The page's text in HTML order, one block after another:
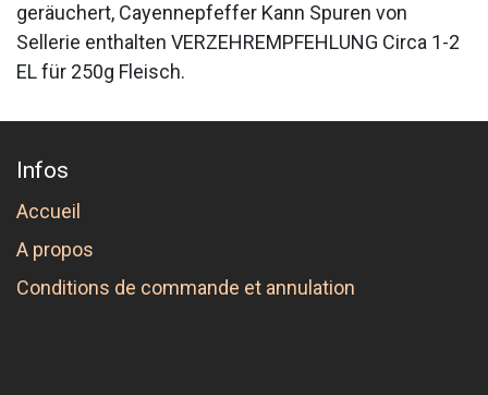
geräuchert, Cayennepfeffer Kann Spuren von
Sellerie enthalten VERZEHREMPFEHLUNG Circa 1-2
EL für 250g Fleisch.
Infos
Accueil
A propos
Conditions de commande et annulation